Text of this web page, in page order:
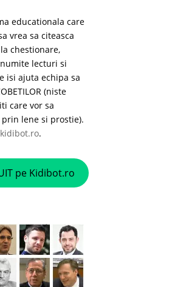
educationala care
vrea sa citeasca
chestionare,
lecturi si
isi ajuta echipa sa
(niste
care vor sa
lene si prostie).
.
pe Kidibot.ro